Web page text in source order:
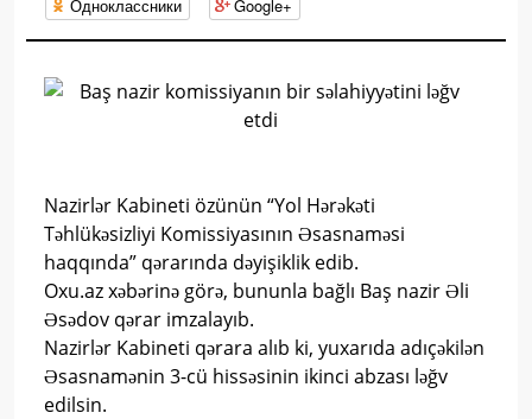
Одноклассники
Google+
Nazirlər Kabineti özünün “Yol Hərəkəti
Təhlükəsizliyi Komissiyasının Əsasnaməsi
haqqında” qərarında dəyişiklik edib.
Oxu.az xəbərinə görə, bununla bağlı Baş nazir Əli
Əsədov qərar imzalayıb.
Nazirlər Kabineti qərara alıb ki, yuxarıda adıçəkilən
Əsasnamənin 3-cü hissəsinin ikinci abzası ləğv
edilsin.